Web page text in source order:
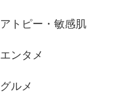
アトピー・敏感肌
エンタメ
グルメ